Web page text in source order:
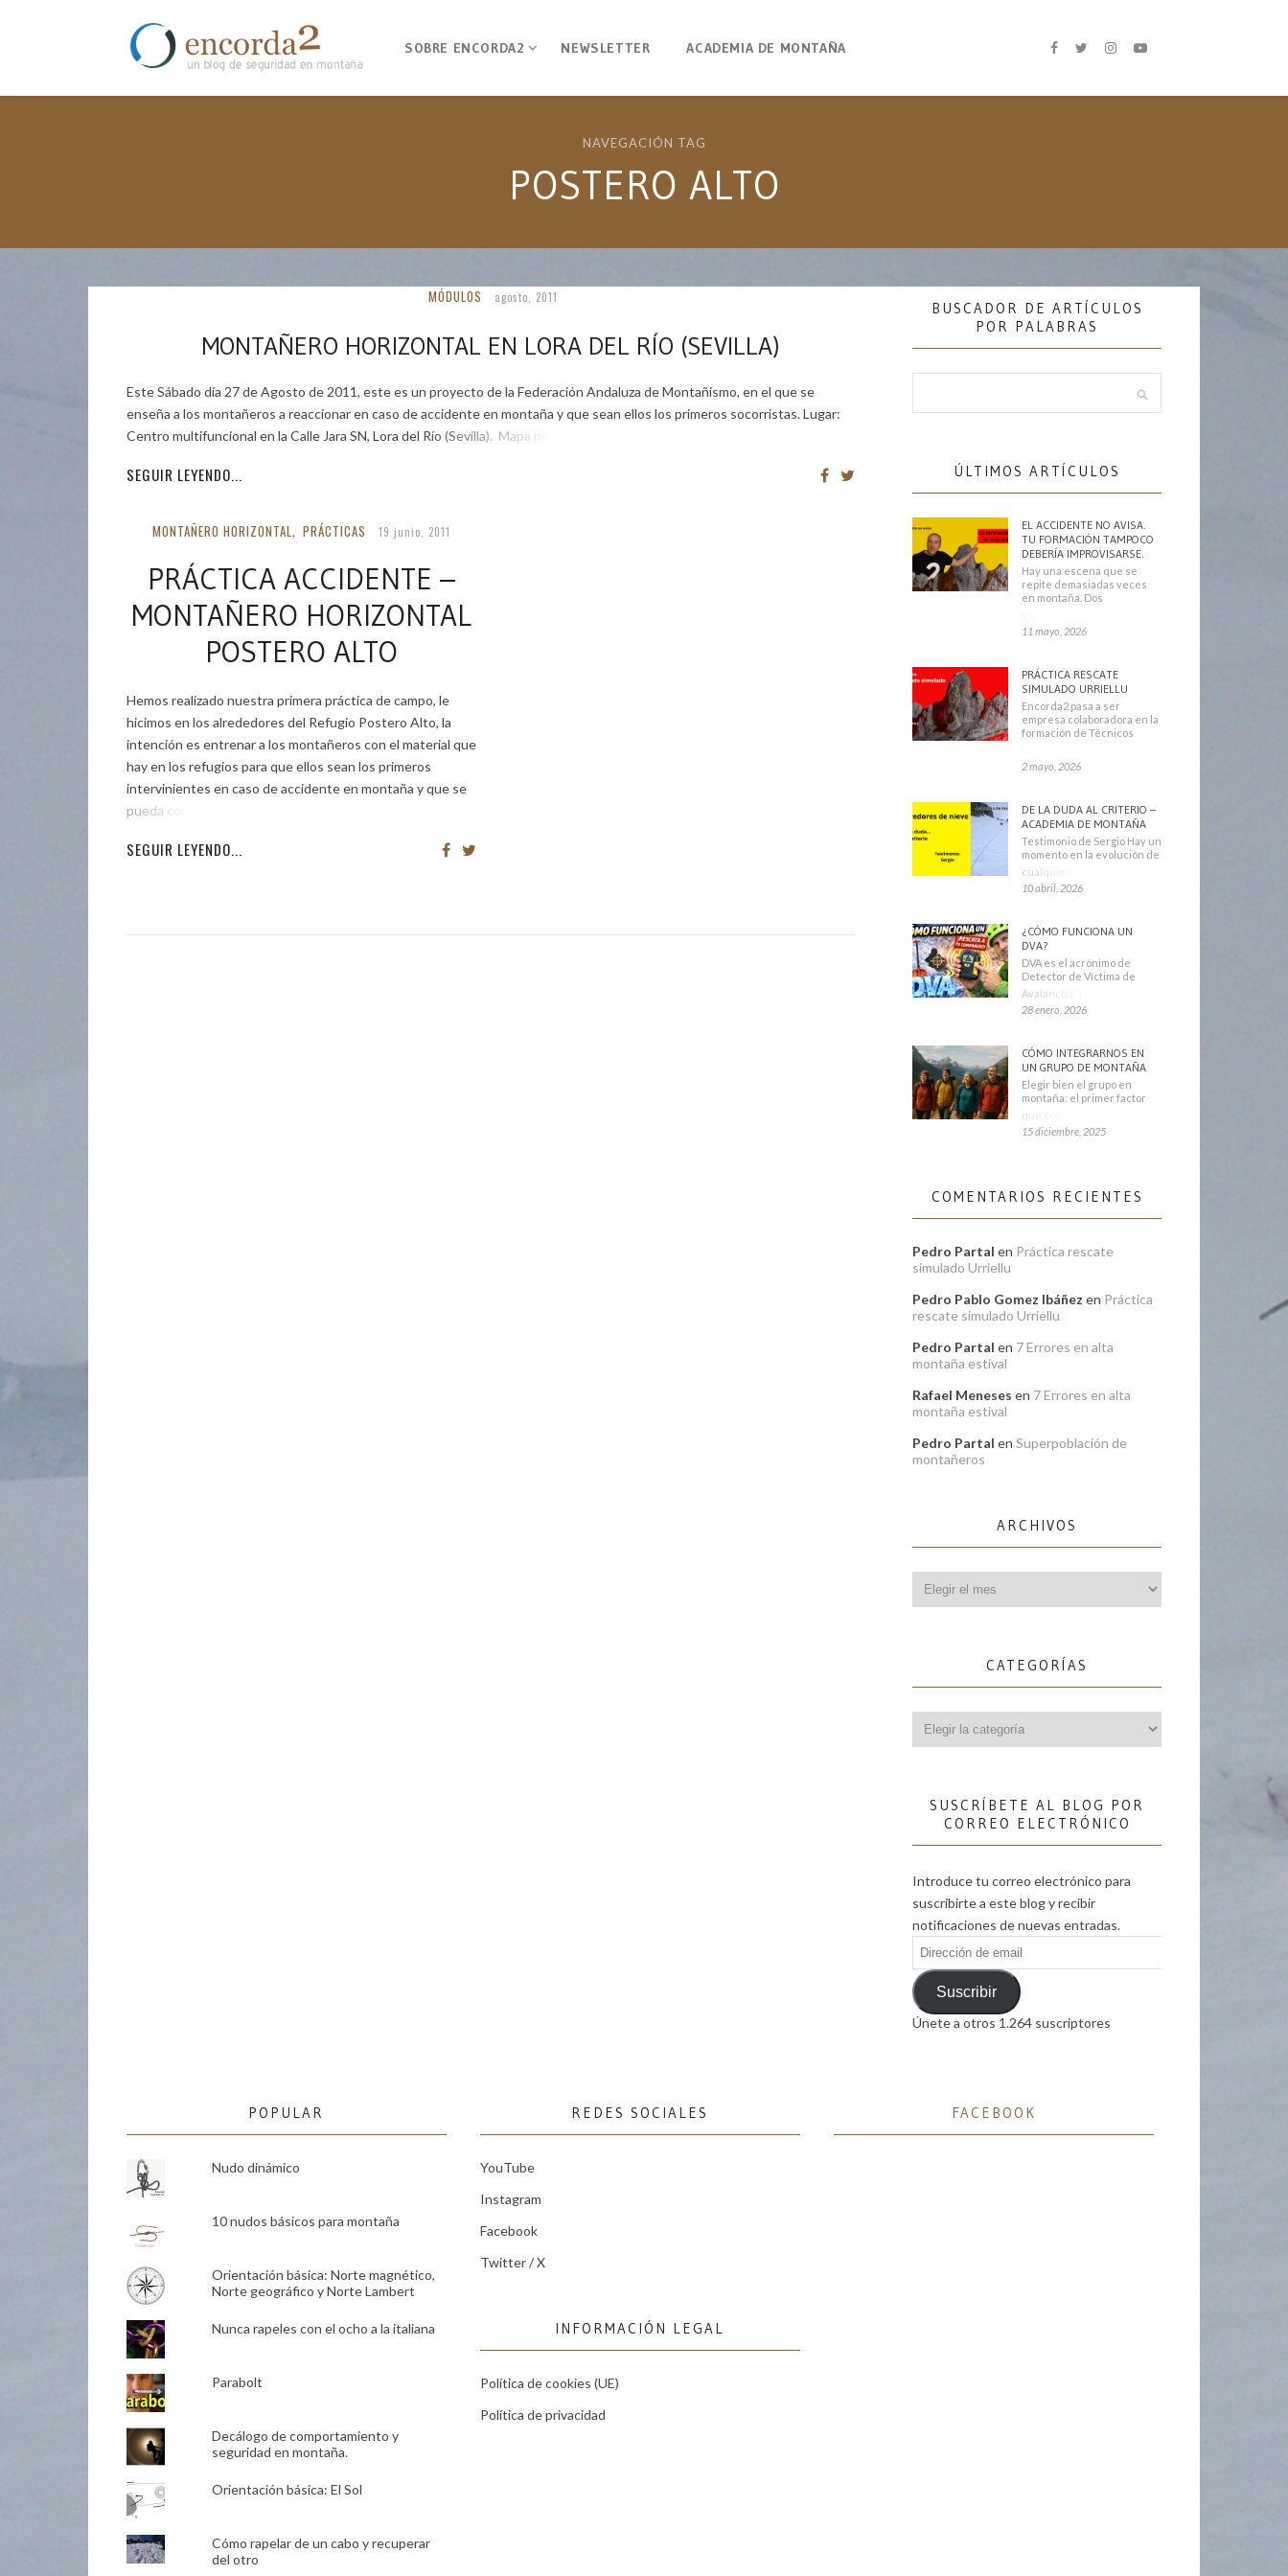
SOBRE ENCORDA2 NEWSLETTER ACADEMIA DE MONTAÑA
NAVEGACIÓN TAG
POSTERO ALTO
MÓDULOS agosto, 2011
MONTAÑERO HORIZONTAL EN LORA DEL RÍO (SEVILLA)
Este Sábado día 27 de Agosto de 2011, este es un proyecto de la Federación Andaluza de Montañismo, en el que se
enseña a los montañeros a reaccionar en caso de accidente en montaña y que sean ellos los primeros socorristas. Lugar:
Centro multifuncional en la Calle Jara SN, Lora del Río (Sevilla). Mapa pincha […]
SEGUIR LEYENDO...
MONTAÑERO HORIZONTAL, PRÁCTICAS 19 junio, 2011
PRÁCTICA ACCIDENTE –
MONTAÑERO HORIZONTAL
POSTERO ALTO
Hemos realizado nuestra primera práctica de campo, le
hicimos en los alrededores del Refugio Postero Alto, la
intención es entrenar a los montañeros con el material que
hay en los refugios para que ellos sean los primeros
intervinientes en caso de accidente en montaña y que se
pueda contar con
SEGUIR LEYENDO...
BUSCADOR DE ARTÍCULOS
POR PALABRAS
ÚLTIMOS ARTÍCULOS
EL ACCIDENTE NO AVISA.
TU FORMACIÓN TAMPOCO
DEBERÍA IMPROVISARSE.
Hay una escena que se
repite demasiadas veces
en montaña. Dos
11 mayo, 2026
PRÁCTICA RESCATE
SIMULADO URRIELLU
Encorda2 pasa a ser
empresa colaboradora en la
formación de Técnicos
2 mayo, 2026
DE LA DUDA AL CRITERIO –
ACADEMIA DE MONTAÑA
Testimonio de Sergio Hay un
momento en la evolución de
cualquier montañero
10 abril, 2026
¿CÓMO FUNCIONA UN
DVA?
DVA es el acrónimo de
Detector de Víctima de
Avalancha. También se
28 enero, 2026
CÓMO INTEGRARNOS EN
UN GRUPO DE MONTAÑA
Elegir bien el grupo en
montaña: el primer factor
que condiciona tu
15 diciembre, 2025
COMENTARIOS RECIENTES
Pedro Partal en Práctica rescate
simulado Urriellu
Pedro Pablo Gomez Ibáñez en Práctica
rescate simulado Urriellu
Pedro Partal en 7 Errores en alta
montaña estival
Rafael Meneses en 7 Errores en alta
montaña estival
Pedro Partal en Superpoblación de
montañeros
ARCHIVOS
CATEGORÍAS
SUSCRÍBETE AL BLOG POR
CORREO ELECTRÓNICO
Introduce tu correo electrónico para
suscribirte a este blog y recibir
notificaciones de nuevas entradas.
Dirección
de
emailSuscribir
Únete a otros 1.264 suscriptores
POPULAR
Nudo dinámico
10 nudos básicos para montaña
Orientación básica: Norte magnético,
Norte geográfico y Norte Lambert
Nunca rapeles con el ocho a la italiana
Parabolt
Decálogo de comportamiento y
seguridad en montaña.
Orientación básica: El Sol
Cómo rapelar de un cabo y recuperar
del otro
REDES SOCIALES
YouTube
Instagram
Facebook
Twitter / X
INFORMACIÓN LEGAL
Política de cookies (UE)
Política de privacidad
FACEBOOK